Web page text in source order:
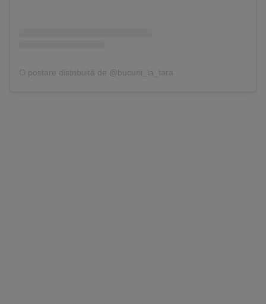
O postare distribuită de @bucurii_la_tara